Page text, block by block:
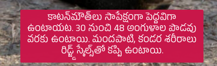
కాటన్‌మౌత్‌లు సాపేక్షంగా పెద్దవిగా
ఉంటాయట. 30 నుంచి 48 అంగుళాల పొడవు
వరకు ఉంటాయి. మందపాటి, కండర శరీరాలు
రిడ్జ్డ్ స్కేల్స్‌తో కప్పి ఉంటాయి.